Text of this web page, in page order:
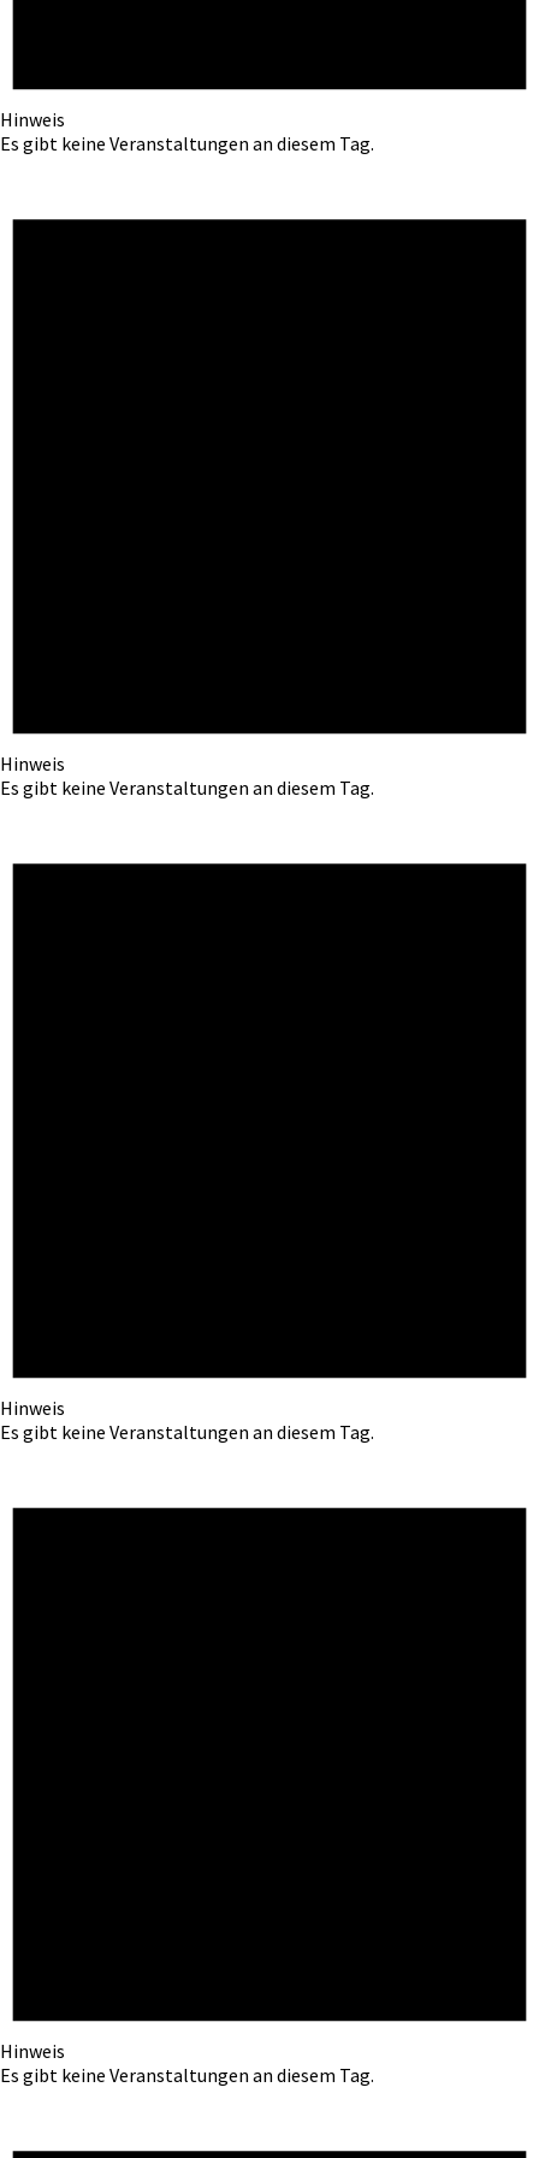
Hinweis
Es gibt keine Veranstaltungen an diesem Tag.
Hinweis
Es gibt keine Veranstaltungen an diesem Tag.
Hinweis
Es gibt keine Veranstaltungen an diesem Tag.
Hinweis
Es gibt keine Veranstaltungen an diesem Tag.